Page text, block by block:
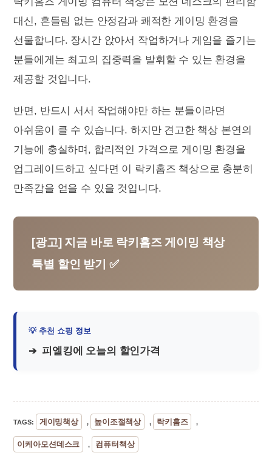
대신, 흔들림 없는 안정감과 쾌적한 게이밍 환경을
선물합니다. 장시간 앉아서 작업하거나 게임을 즐기는
분들에게는 최고의 집중력을 발휘할 수 있는 환경을
제공할 것입니다.
반면, 반드시 서서 작업해야만 하는 분들이라면
아쉬움이 클 수 있습니다. 하지만 견고한 책상 본연의
기능에 충실하며, 합리적인 가격으로 게이밍 환경을
업그레이드하고 싶다면 이 락키홈즈 책상으로 충분히
만족감을 얻을 수 있을 것입니다.
[광고] 지금 바로 락키홈즈 게이밍 책상
특별 할인 받기 ✅
피엘킹에 오늘의 할인가격
TAGS: 게이밍책상 , 높이조절책상 , 락키홈즈 ,
이케아모션데스크 , 컴퓨터책상